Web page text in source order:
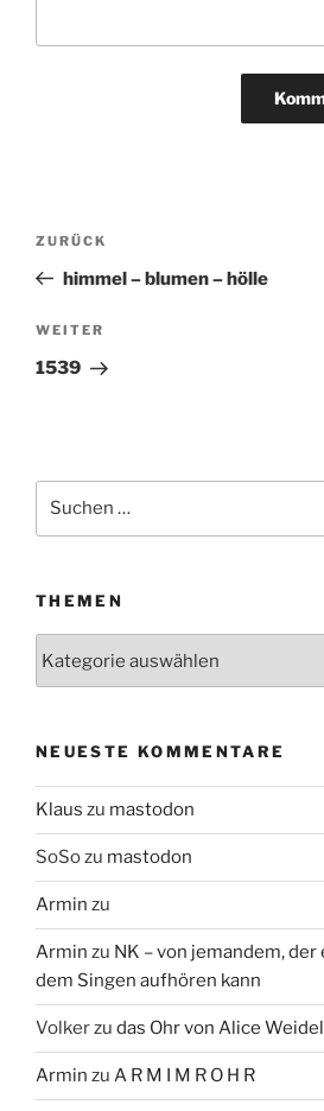
Beitragsnavigation
Vorheriger
Beitrag
ZURÜCK
himmel – blumen – hölle
Nächster
Beitrag
WEITER
1539
Suchen
THEMEN
NEUESTE KOMMENTARE
Klaus zu mastodon
SoSozu mastodon
Armin zu
Armin zu NK – von jemandem,
dem Singen aufhören kann
Volkerzu das Ohr von Alice Weidel
Armin zu A R M I M R O H R